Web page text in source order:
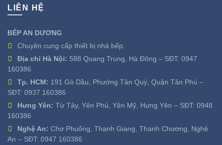
LIÊN HỆ
BẾP AN DƯƠNG
Chuyên cung cấp thiết bị nhà bếp.
Địa chỉ Hà Nội: 588 Quang Trung, Hà Đông – SĐT: 0947
160386
Tp. HCM: 191 Gò Dầu, Phường Tân Quý, Quận Tân Phú –
SĐT: 0937 160386
Hưng Yên: Từ Tây, Yên Phú, Yên Mỹ, Hưng Yên – SĐT: 0948
160386
Nghệ An: Chợ Phuống, Thanh Giang, Thanh Chương, Nghệ
An – SĐT: 0947 160386